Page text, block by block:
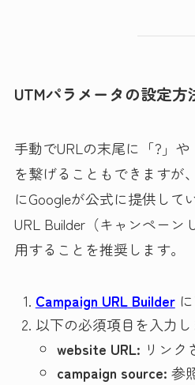
UTMパラメータの設定方
手動でURLの末尾に「?」
を繋げることもできますが
にGoogleが公式に提供して
URL Builder（キャンペーン
用することを推奨します。
Campaign URL Builderに
以下の必須項目を入力し
website URL: リンク
campaign source: 参